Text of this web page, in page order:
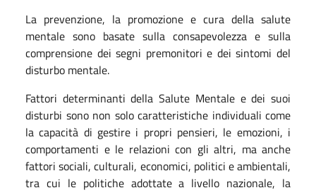
La prevenzione, la promozione e cura della salute
mentale sono basate sulla consapevolezza e sulla
comprensione dei segni premonitori e dei sintomi del
disturbo mentale.
Fattori determinanti della Salute Mentale e dei suoi
disturbi sono non solo caratteristiche individuali come
la capacità di gestire i propri pensieri, le emozioni, i
comportamenti e le relazioni con gli altri, ma anche
fattori sociali, culturali, economici, politici e ambientali,
tra cui le politiche adottate a livello nazionale, la